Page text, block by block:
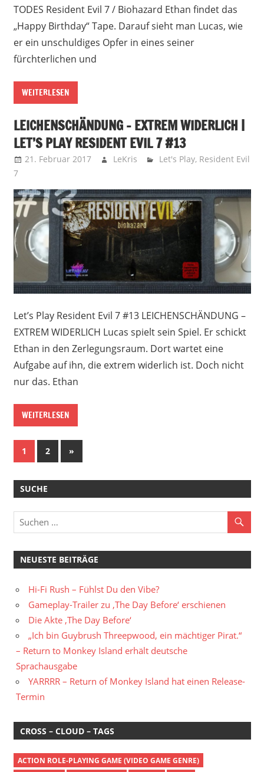
TODES Resident Evil 7 / Biohazard Ethan findet das
„Happy Birthday“ Tape. Darauf sieht man Lucas, wie
er ein unschuldiges Opfer in eines seiner
fürchterlichen und
WEITERLESEN
LEICHENSCHÄNDUNG – EXTREM WIDERLICH |
LET’S PLAY RESIDENT EVIL 7 #13
21. Februar 2017 LeKris Let's Play, Resident Evil
7
Let’s Play Resident Evil 7 #13 LEICHENSCHÄNDUNG –
EXTREM WIDERLICH Lucas spielt sein Spiel. Er schickt
Ethan in den Zerlegungsraum. Dort wartet eine
Aufgabe auf ihn, die extrem widerlich ist. Doch nicht
nur das. Ethan
WEITERLESEN
Beitragsnavigation
1 2
Nächste
Beiträge
»
SUCHE
NEUESTE BEITRÄGE
Hi-Fi Rush – Fühlst Du den Vibe?
Gameplay-Trailer zu ‚The Day Before‘ erschienen
Die Akte ‚The Day Before‘
„Ich bin Guybrush Threepwood, ein mächtiger Pirat.“
– Return to Monkey Island erhält deutsche
Sprachausgabe
YARRRR – Return of Monkey Island hat einen Release-
Termin
CROSS – CLOUD – TAGS
ACTION ROLE-PLAYING GAME (VIDEO GAME GENRE)